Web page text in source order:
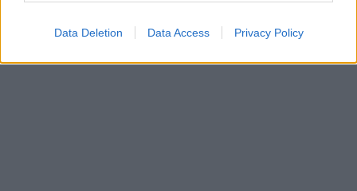
Data Deletion Data Access Privacy Policy